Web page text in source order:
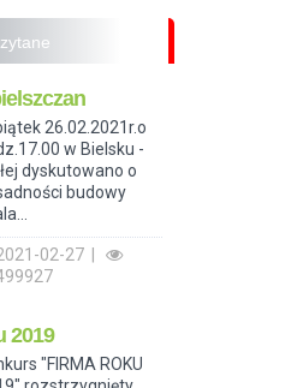
26.02.2021r.o
w Bielsku -
dyskutowano o
budowy
02-27 |
2019
"FIRMA ROKU